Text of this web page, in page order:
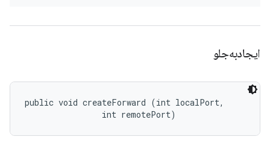
ایجادبه‌جلو
public void createForward (int localPort,
                int remotePort)